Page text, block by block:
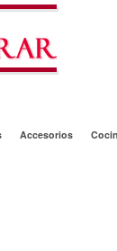
Accesorios